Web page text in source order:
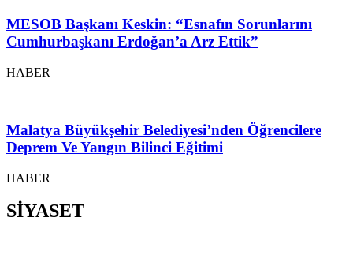
MESOB Başkanı Keskin: “Esnafın Sorunlarını
Cumhurbaşkanı Erdoğan’a Arz Ettik”
HABER
Malatya Büyükşehir Belediyesi’nden Öğrencilere
Deprem Ve Yangın Bilinci Eğitimi
HABER
SİYASET